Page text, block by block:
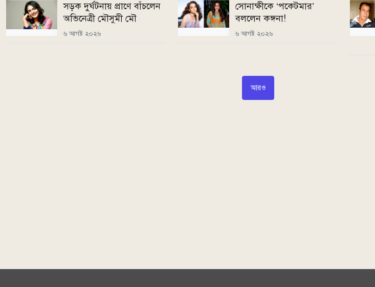
সড়ক দুর্ঘটনায় প্রাণে বাঁচলেন
অভিনেত্রী মৌসুমী মৌ
৬ আগষ্ট ২০২৬
সোনাক্ষীকে ‘পকেটমার’
বললেন কঙ্গনা!
৬ আগষ্ট ২০২৬
আরও